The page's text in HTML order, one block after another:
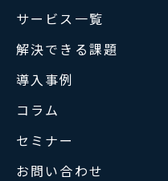
サービス一覧
解決できる課題
導入事例
コラム
セミナー
お問い合わせ